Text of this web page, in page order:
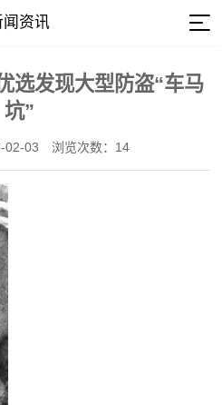
闻资讯
选发现大型防盗“车马
坑”
02-03 浏览次数：14